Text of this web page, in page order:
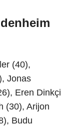
(40),
Jonas
Eren Dinkçi
(30), Arijon
Budu